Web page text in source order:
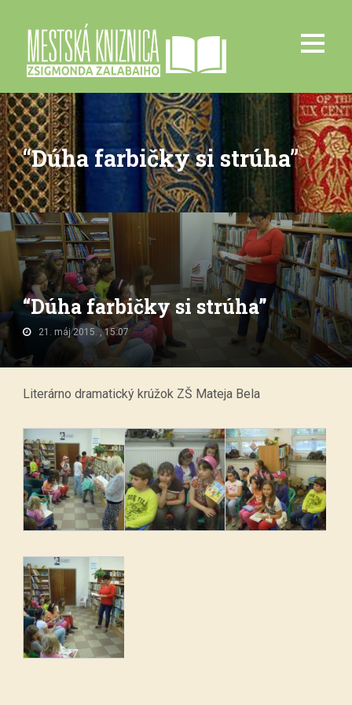
“Dúha farbičky si strúha”
“Dúha farbičky si strúha”
21. máj 2015. , 15:07
Literárno dramatický krúžok ZŠ Mateja Bela